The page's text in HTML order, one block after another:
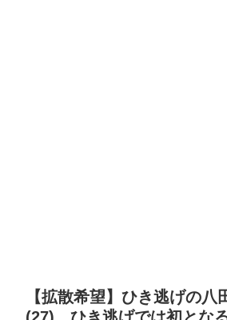
【拡散希望】ひき逃げの八